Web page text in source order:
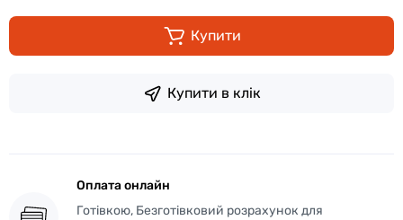
Купити
Купити в клік
Оплата онлайн
Готівкою, Безготівковий розрахунок для